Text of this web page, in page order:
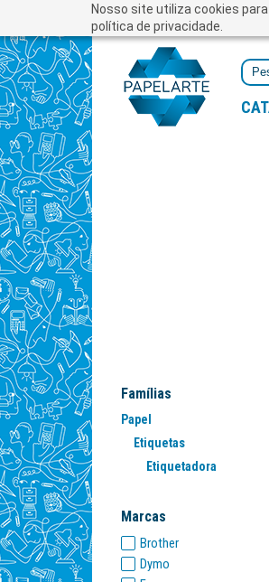
Nosso site utiliza cookies
política de privacidade.
Famílias
Papel
Etiquetas
Etiquetadora
Marcas
Brother
Dymo